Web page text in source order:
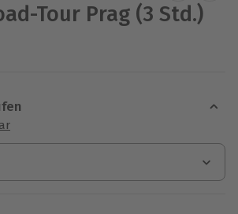
Tour Prag (3 Std.)